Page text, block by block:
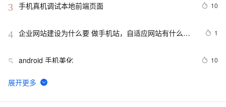
3 手机真机调试本地前端页面 10
4 企业网站建设为什么要 做手机站，自适应网站有什么优
1
5 android 手机美化 10
6
电话号码正则表达式 代码 javascript+html,JS正则表达